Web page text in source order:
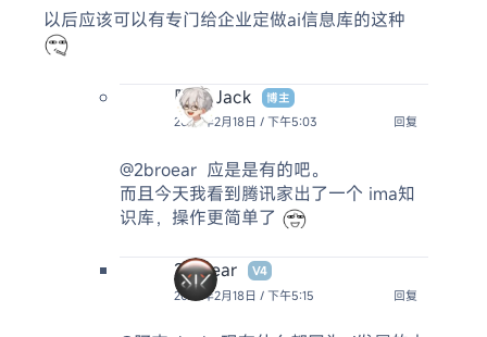
以后应该可以有专门给企业定做ai信息库的这种
阿杰 Jack
博主
2025年2月18日 / 下午5:03
回复
@2broear 应是是有的吧。
而且今天我看到腾讯家出了一个 ima知
识库，操作更简单了
2broear
V4
2025年2月18日 / 下午5:15
回复